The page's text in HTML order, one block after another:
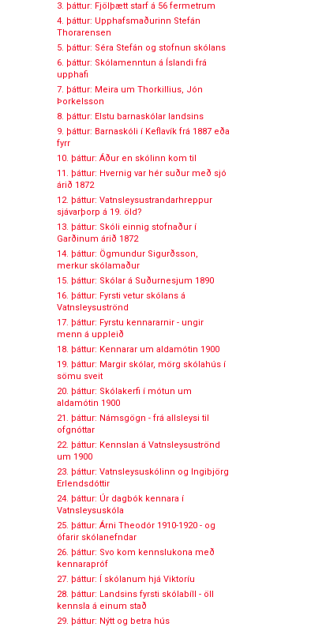
3. þáttur: Fjölþætt starf á 56 fermetrum
4. þáttur: Upphafsmaðurinn Stefán
Thorarensen
5. þáttur: Séra Stefán og stofnun skólans
6. þáttur: Skólamenntun á Íslandi frá
upphafi
7. þáttur: Meira um Thorkillius, Jón
Þorkelsson
8. þáttur: Elstu barnaskólar landsins
9. þáttur: Barnaskóli í Keflavík frá 1887 eða
fyrr
10. þáttur: Áður en skólinn kom til
11. þáttur: Hvernig var hér suður með sjó
árið 1872
12. þáttur: Vatnsleysustrandarhreppur
sjávarþorp á 19. öld?
13. þáttur: Skóli einnig stofnaður í
Garðinum árið 1872
14. þáttur: Ögmundur Sigurðsson,
merkur skólamaður
15. þáttur: Skólar á Suðurnesjum 1890
16. þáttur: Fyrsti vetur skólans á
Vatnsleysuströnd
17. þáttur: Fyrstu kennararnir - ungir
menn á uppleið
18. þáttur: Kennarar um aldamótin 1900
19. þáttur: Margir skólar, mörg skólahús í
sömu sveit
20. þáttur: Skólakerfi í mótun um
aldamótin 1900
21. þáttur: Námsgögn - frá allsleysi til
ofgnóttar
22. þáttur: Kennslan á Vatnsleysuströnd
um 1900
23. þáttur: Vatnsleysuskólinn og Ingibjörg
Erlendsdóttir
24. þáttur: Úr dagbók kennara í
Vatnsleysuskóla
25. þáttur: Árni Theodór 1910-1920 - og
ófarir skólanefndar
26. þáttur: Svo kom kennslukona með
kennarapróf
27. þáttur: Í skólanum hjá Viktoríu
28. þáttur: Landsins fyrsti skólabíll - öll
kennsla á einum stað
29. þáttur: Nýtt og betra hús